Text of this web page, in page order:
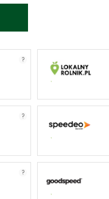
?
?
?